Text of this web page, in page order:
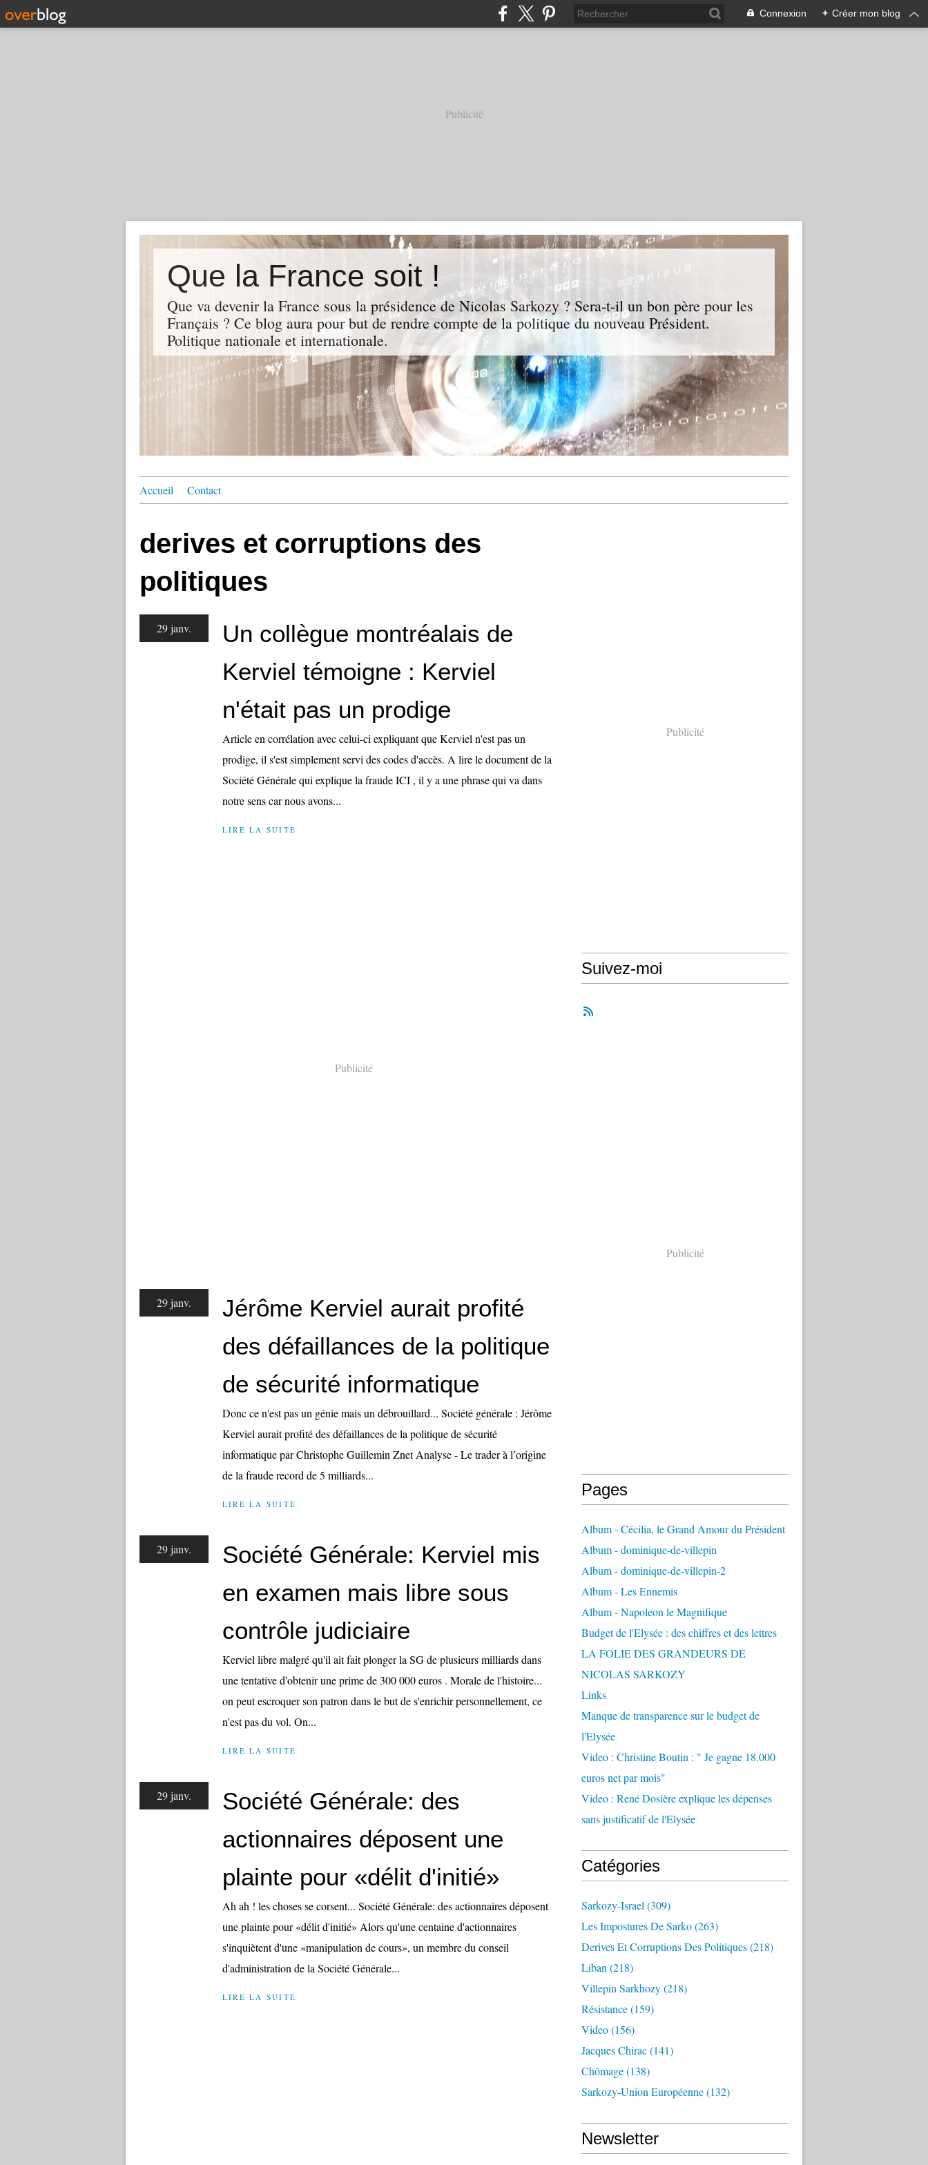
Connexion + Créer mon blog
Publicité
Que la France soit !
Que va devenir la France sous la présidence de Nicolas Sarkozy ? Sera-t-il un bon père pour les
Français ? Ce blog aura pour but de rendre compte de la politique du nouveau Président.
Politique nationale et internationale.
Accueil Contact
derives et corruptions des
politiques
29 janv.
Un collègue montréalais de
Kerviel témoigne : Kerviel
n'était pas un prodige
Article en corrélation avec celui-ci expliquant que Kerviel n'est pas un
prodige, il s'est simplement servi des codes d'accès. A lire le document de la
Société Générale qui explique la fraude ICI , il y a une phrase qui va dans
notre sens car nous avons...
LIRE LA SUITE
Publicité
29 janv.
Jérôme Kerviel aurait profité
des défaillances de la politique
de sécurité informatique
Donc ce n'est pas un génie mais un débrouillard... Société générale : Jérôme
Kerviel aurait profité des défaillances de la politique de sécurité
informatique par Christophe Guillemin Znet Analyse - Le trader à l’origine
de la fraude record de 5 milliards...
LIRE LA SUITE
29 janv.
Société Générale: Kerviel mis
en examen mais libre sous
contrôle judiciaire
Kerviel libre malgré qu'il ait fait plonger la SG de plusieurs milliards dans
une tentative d'obtenir une prime de 300 000 euros . Morale de l'histoire...
on peut escroquer son patron dans le but de s'enrichir personnellement, ce
n'est pas du vol. On...
LIRE LA SUITE
29 janv.
Société Générale: des
actionnaires déposent une
plainte pour «délit d'initié»
Ah ah ! les choses se corsent... Société Générale: des actionnaires déposent
une plainte pour «délit d'initié» Alors qu'une centaine d'actionnaires
s'inquiètent d'une «manipulation de cours», un membre du conseil
d'administration de la Société Générale...
LIRE LA SUITE
Publicité
Suivez-moi
Publicité
Pages
Album - Cécilia, le Grand Amour du Président
Album - dominique-de-villepin
Album - dominique-de-villepin-2
Album - Les Ennemis
Album - Napoleon le Magnifique
Budget de l'Elysée : des chiffres et des lettres
LA FOLIE DES GRANDEURS DE
NICOLAS SARKOZY
Links
Manque de transparence sur le budget de
l'Elysée
Video : Christine Boutin : " Je gagne 18.000
euros net par mois"
Video : René Dosière explique les dépenses
sans justificatif de l'Elysée
Catégories
Sarkozy-Israel (309)
Les Impostures De Sarko(263)
Derives Et Corruptions Des Politiques(218)
Liban (218)
Villepin Sarkhozy(218)
Résistance(159)
Video(156)
Jacques Chirac(141)
Chômage(138)
Sarkozy-Union Européenne(132)
Newsletter